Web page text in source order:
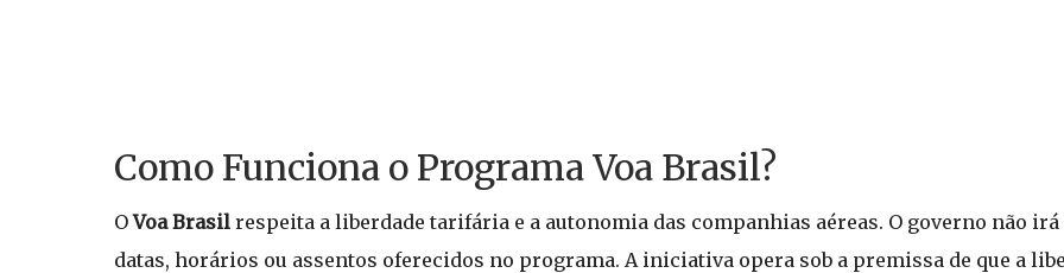
Como Funciona o Programa Voa Brasil?
OVoa Brasil respeita a liberdade tarifária e a autonomia das companhias aéreas. O governo não
datas, horários ou assentos oferecidos no programa. A iniciativa opera sob a premissa de que a